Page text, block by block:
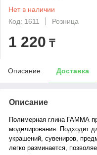
Нет в наличии
Код: 1611
Розница
1 220 ₸
Описание Доставка
Описание
Полимерная глина ГАММА
моделирования. Подходит
украшений, сувениров,
легко разминается,